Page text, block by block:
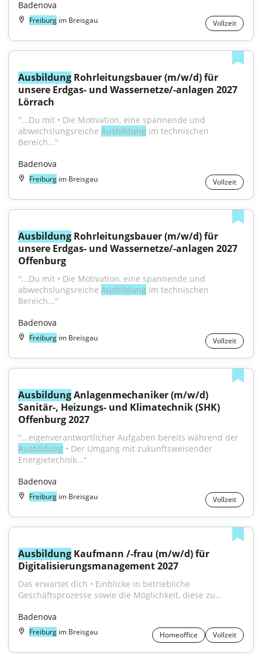
Badenova
Freiburg im Breisgau Vollzeit
Ausbildung Rohrleitungsbauer (m/w/d) für
unsere Erdgas- und Wassernetze/-anlagen 2027
Lörrach
"...Du mit • Die Motivation, eine spannende und
abwechslungsreiche Ausbildung im technischen
Bereich..."
Badenova
Freiburg im Breisgau Vollzeit
Ausbildung Rohrleitungsbauer (m/w/d) für
unsere Erdgas- und Wassernetze/-anlagen 2027
Offenburg
"...Du mit • Die Motivation, eine spannende und
abwechslungsreiche Ausbildung im technischen
Bereich..."
Badenova
Freiburg im Breisgau Vollzeit
Ausbildung Anlagenmechaniker (m/w/d)
Sanitär-, Heizungs- und Klimatechnik (SHK)
Offenburg 2027
Ausbildung • Der Umgang mit zukunftsweisender
Energietechnik..."
Badenova
Freiburg im Breisgau Vollzeit
Ausbildung Kaufmann /-frau (m/w/d) für
Digitalisierungsmanagement 2027
Das erwartet dich • Einblicke in betriebliche
Geschäftsprozesse sowie die Möglichkeit, diese zu...
Badenova
Freiburg im Breisgau Homeoffice Vollzeit